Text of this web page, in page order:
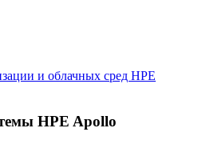
и облачных сред HPE
HPE Apollo